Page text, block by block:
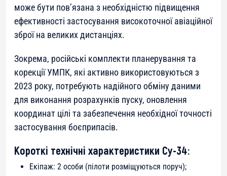
може бути пов’язана з необхідністю підвищення
ефективності застосування високоточної авіаційної
зброї на великих дистанціях.
Зокрема, російські комплекти планерування та
корекції УМПК, які активно використовуються з
2023 року, потребують надійного обміну даними
для виконання розрахунків пуску, оновлення
координат цілі та забезпечення необхідної точності
застосування боєприпасів.
Короткі технічні характеристики Су-34:
Екіпаж: 2 особи (пілоти розміщуються поруч);